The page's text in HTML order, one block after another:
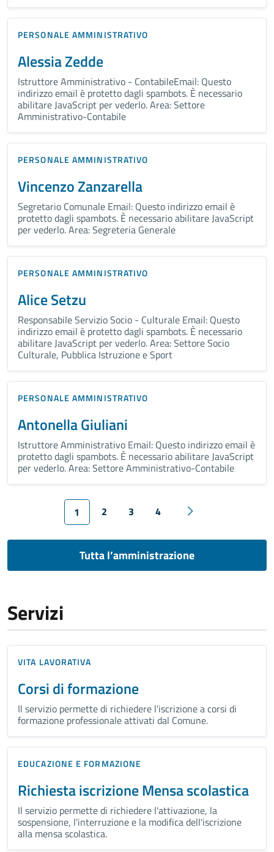
PERSONALE AMMINISTRATIVO
Alessia Zedde
Istruttore Amministrativo - ContabileEmail: Questo
indirizzo email è protetto dagli spambots. È necessario
abilitare JavaScript per vederlo. Area: Settore
Amministrativo-Contabile
PERSONALE AMMINISTRATIVO
Vincenzo Zanzarella
Segretario Comunale Email: Questo indirizzo email è
protetto dagli spambots. È necessario abilitare JavaScript
per vederlo. Area: Segreteria Generale
PERSONALE AMMINISTRATIVO
Alice Setzu
Responsabile Servizio Socio - Culturale Email: Questo
indirizzo email è protetto dagli spambots. È necessario
abilitare JavaScript per vederlo. Area: Settore Socio
Culturale, Pubblica Istruzione e Sport
PERSONALE AMMINISTRATIVO
Antonella Giuliani
Istruttore Amministrativo Email: Questo indirizzo email è
protetto dagli spambots. È necessario abilitare JavaScript
per vederlo. Area: Settore Amministrativo-Contabile
1 2 3 4
Tutta l’amministrazione
Servizi
VITA LAVORATIVA
Corsi di formazione
Il servizio permette di richiedere l'iscrizione a corsi di
formazione professionale attivati dal Comune.
EDUCAZIONE E FORMAZIONE
Richiesta iscrizione Mensa scolastica
Il servizio permette di richiedere l'attivazione, la
sospensione, l'interruzione e la modifica dell'iscrizione
alla mensa scolastica.